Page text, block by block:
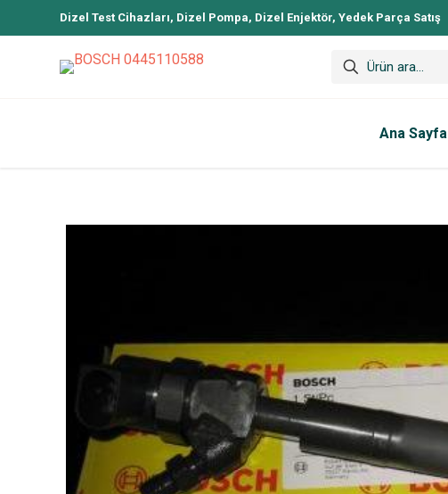
Dizel Test Cihazları, Dizel Pompa, Dizel Enjektör, Yedek Parça Satış
Ana Sayfa